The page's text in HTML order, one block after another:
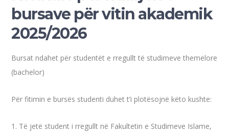
bursave për vitin akademik
2025/2026
Bursat ndahet për studentët e rregullt të studimeve themelore
(bachelor)
Për fitimin e bursës studenti duhet t’i plotësojnë këto kushte:
1. Të jetë student i rregullt në Fakultetin e Studimeve Islame,